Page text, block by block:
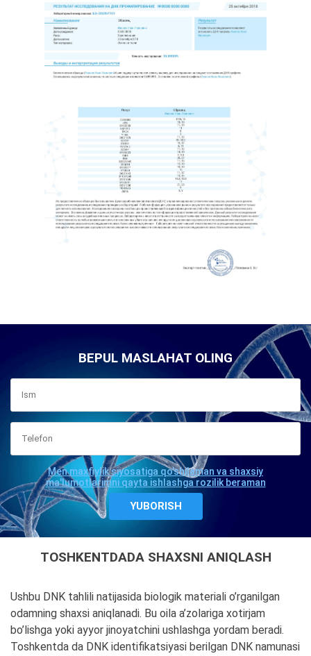
BEPUL MASLAHAT OLING
Men maxfiylik siyosatiga qo'shilaman va shaxsiy
ma'lumotlarimni qayta ishlashga rozilik beraman
TOSHKENTDADA SHAXSNI ANIQLASH
Ushbu DNK tahlili natijasida biologik materiali o’rganilgan
odamning shaxsi aniqlanadi. Bu oila a’zolariga xotirjam
bo’lishga yoki ayyor jinoyatchini ushlashga yordam beradi.
Toshkentda da DNK identifikatsiyasi berilgan DNK namunasi